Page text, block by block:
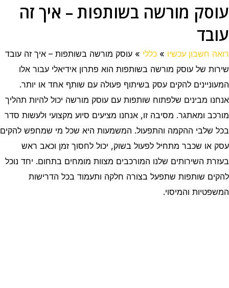
עוסק מורשה בשותפות – איך זה
עובד
רואה חשבון עכשיו » כללי » עוסק מורשה בשותפות – איך זה עובד
שירות של עוסק מורשה בשותפות הוא פתרון אידיאלי עבור אלו
המעוניינים להקים עסק בשיתוף פעולה עם שותף אחד או יותר.
אנחנו מבינים שלפתוח שותפות עם עוסק מורשה יכול להיות תהליך
מורכב ומאתגר. מסיבה זו, אנחנו מציעים סיוע מקצועי ולעשות סדר
בכל שלבי ההקמה והתפעול. המשמעות היא שכל מי שמחפש להקים
עסק או שכבר מתחיל לפעול בשוק, יכול לחסוך זמן וכאב ראש
בעזרת השירותים שלנו המורכבים מצוות מומחים בתחום. יחד נוכל
להקים שותפות שתפעל בצורה חלקה ותעמוד בכל הדרישות
המשפטיות והמיסוי.